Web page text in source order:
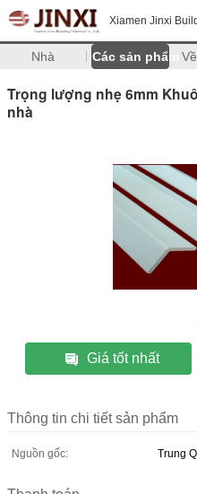
Xiamen Jinxi
Nhà Các sản phẩm
Trọng lượng nhẹ 6mm
nhà
Giá tốt nhất
Thông tin chi tiết sản phẩm
Nguồn gốc: Trung